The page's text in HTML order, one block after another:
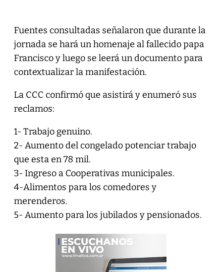
Fuentes consultadas señalaron que durante la
jornada se hará un homenaje al fallecido papa
Francisco y luego se leerá un documento para
contextualizar la manifestación.
La CCC confirmó que asistirá y enumeró sus
reclamos:
1- Trabajo genuino.
2- Aumento del congelado potenciar trabajo
que esta en 78 mil.
3- Ingreso a Cooperativas municipales.
4-Alimentos para los comedores y
merenderos.
5- Aumento para los jubilados y pensionados.